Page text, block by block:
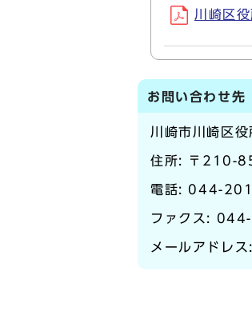
川崎区
お問い合わせ先
川崎市川崎区
住所: 〒210-
電話: 044-
ファクス:
メールアドレ